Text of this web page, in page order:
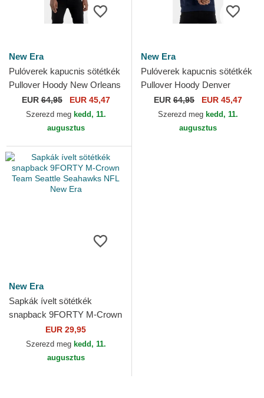
New Era
Pulóverek kapucnis sötétkék
Pullover Hoody New Orleans
Pelicans NBA New Era
EUR64,95 EUR 45,47
Szerezd meg kedd, 11.
augusztus
New Era
Pulóverek kapucnis sötétkék
Pullover Hoody Denver
Nuggets NBA New Era
EUR 64,95 EUR 45,47
Szerezd meg kedd, 11.
augusztus
New Era
Sapkák ívelt sötétkék
snapback 9FORTY M-Crown
Team Seattle Seahawks NFL
New Era
EUR 29,95
Szerezd meg kedd, 11.
augusztus